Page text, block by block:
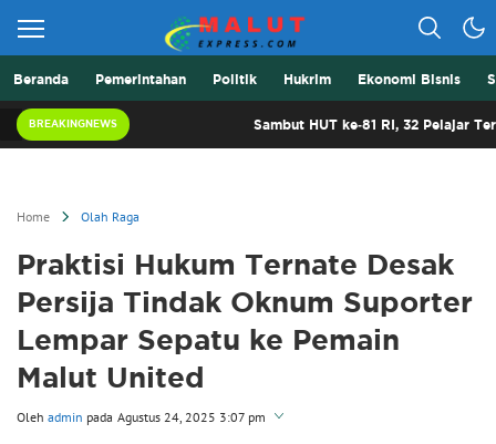
Malut Express
Beranda Pemerintahan Politik Hukrim Ekonomi Bisnis
BREAKINGNEWS Sambut HUT ke-81 RI, 32 Pelajar
Home Olah Raga
Praktisi Hukum Ternate Desak
Persija Tindak Oknum Suporter
Lempar Sepatu ke Pemain
Malut United
Oleh admin pada Agustus 24, 2025 3:07 pm